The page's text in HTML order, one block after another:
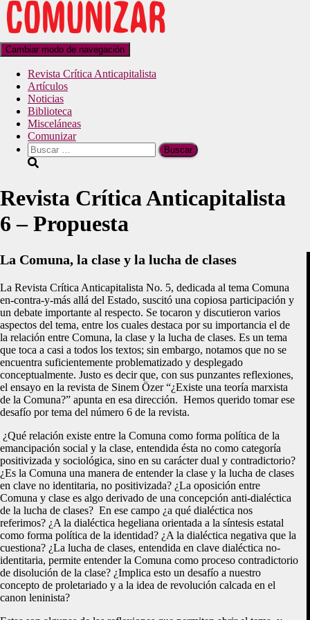
Cambiar modo de navegación
Revista Crítica Anticapitalista
Artículos
Noticias
Biblioteca
Misceláneas
Comunizar
Revista Crítica Anticapitalista
6 – Propuesta
La Comuna, la clase y la lucha de clases
La Revista Crítica Anticapitalista No. 5, dedicada al tema Comuna
en-contra-y-más allá del Estado, suscitó una copiosa participación y
un debate importante al respecto. Se tocaron y discutieron varios
aspectos del tema, entre los cuales destaca por su importancia el de
la relación entre Comuna, la clase y la lucha de clases. Es un tema
que toca a casi a todos los textos; sin embargo, notamos que no se
encuentra suficientemente problematizado y desplegado
conceptualmente. Justo es decir que, con sus punzantes reflexiones,
el ensayo en la revista de Sinem Özer “¿Existe una teoría marxista
de la Comuna?” apunta en esa dirección. Hemos querido tomar ese
desafío por tema del número 6 de la revista.
¿Qué relación existe entre la Comuna como forma política de la
emancipación social y la clase, entendida ésta no como categoría
positivizada y sociológica, sino en su carácter dual y contradictorio?
¿Es la Comuna una manera de entender la clase y la lucha de clases
en clave no identitaria, no positivizada? ¿La oposición entre
Comuna y clase es algo derivado de una concepción anti-dialéctica
de la lucha de clases? En ese campo ¿a qué dialéctica nos
referimos? ¿A la dialéctica hegeliana orientada a la síntesis estatal
como forma política de la identidad? ¿A la dialéctica negativa que la
cuestiona? ¿La lucha de clases, entendida en clave dialéctica no-
identitaria, permite entender la Comuna como proceso contradictorio
de disolución de la clase? ¿Implica esto un desafío a nuestro
concepto de proletariado y a la idea de revolución calcada en el
canon leninista?